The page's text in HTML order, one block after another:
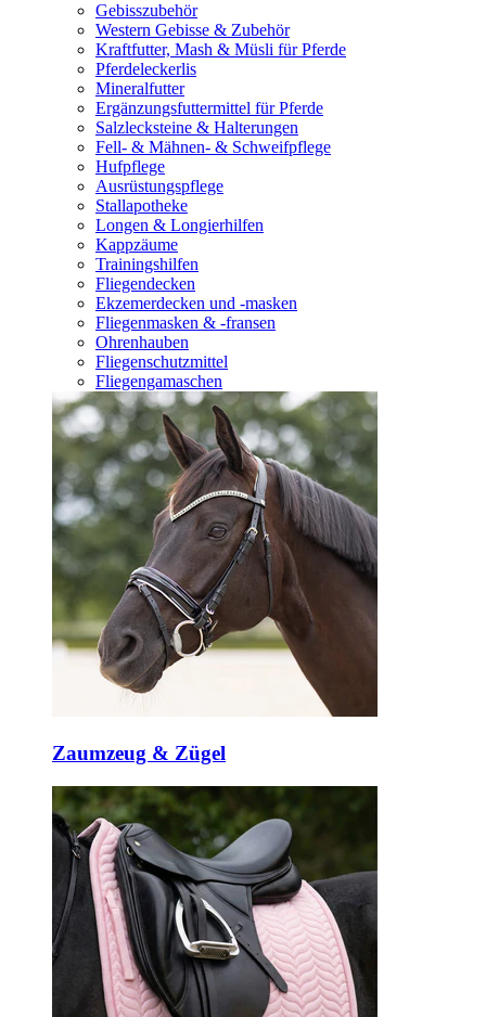
Gebisszubehör
Western Gebisse & Zubehör
Kraftfutter, Mash & Müsli für Pferde
Pferdeleckerlis
Mineralfutter
Ergänzungsfuttermittel für Pferde
Salzlecksteine & Halterungen
Fell- & Mähnen- & Schweifpflege
Hufpflege
Ausrüstungspflege
Stallapotheke
Longen & Longierhilfen
Kappzäume
Trainingshilfen
Fliegendecken
Ekzemerdecken und -masken
Fliegenmasken & -fransen
Ohrenhauben
Fliegenschutzmittel
Fliegengamaschen
Zaumzeug & Zügel